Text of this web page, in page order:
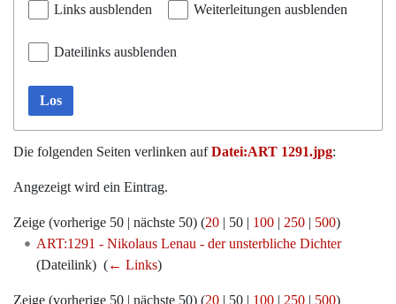
Links ausblenden Weiterleitungen ausblenden
Dateilinks ausblenden
Los
Die folgenden Seiten verlinken aufDatei:ART 1291.jpg:
Angezeigt wird ein Eintrag.
Zeige (vorherige 50 | nächste 50) (20 | 50 | 100 | 250 | 500)
ART:1291 - Nikolaus Lenau - der unsterbliche Dichter
(Dateilink) ‎ (← Links)
Zeige (vorherige 50 | nächste 50) (20 | 50 | 100 | 250 | 500)